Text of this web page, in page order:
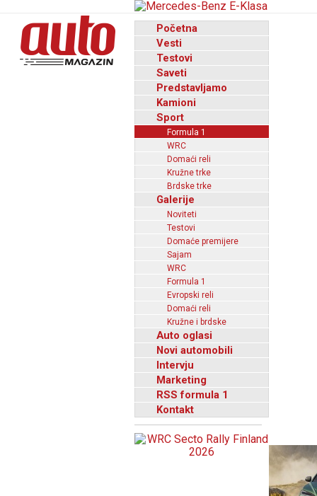
Početna
Vesti
Testovi
Saveti
Predstavljamo
Kamioni
Sport
Formula 1
WRC
Domaći reli
Kružne trke
Brdske trke
Galerije
Noviteti
Testovi
Domaće premijere
Sajam
WRC
Formula 1
Evropski reli
Domaći reli
Kružne i brdske
Auto oglasi
Novi automobili
Intervju
Marketing
RSS formula 1
Kontakt